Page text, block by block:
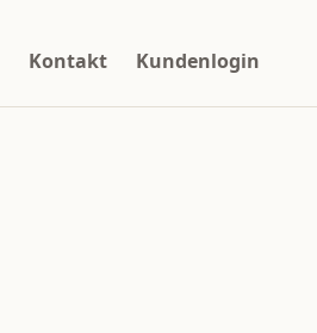
Kontakt Kundenlogin